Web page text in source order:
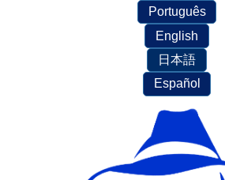
Português
English
日本語
Español